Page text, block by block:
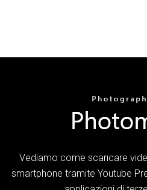
Vediamo come scaricare
smartphone tramite Youtube